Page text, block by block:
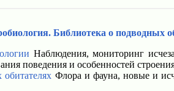
Библиотека о подводных
Наблюдения, мониторинг
поведения и особенностей
Флора и фауна, новые и